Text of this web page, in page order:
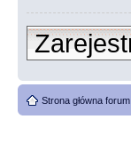
Strona główna forum